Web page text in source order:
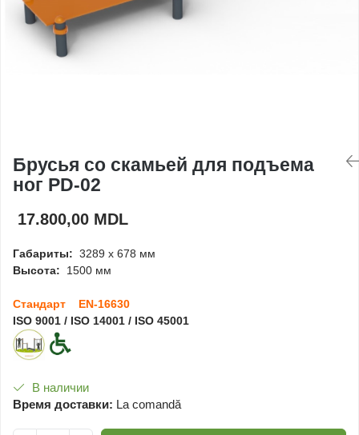
Игровые домики
Ограждения
Оборудование для
детских садов
Павильоны для детских
садов
Брусья со скамьей для подъема
ног PD-02
17.800,00 MDL
Габариты: 3289 x 678 мм
Высота: 1500 мм
Стандарт EN-16630
ISO 9001 / ISO 14001 / ISO 45001
В наличии
Время доставки: La comandă